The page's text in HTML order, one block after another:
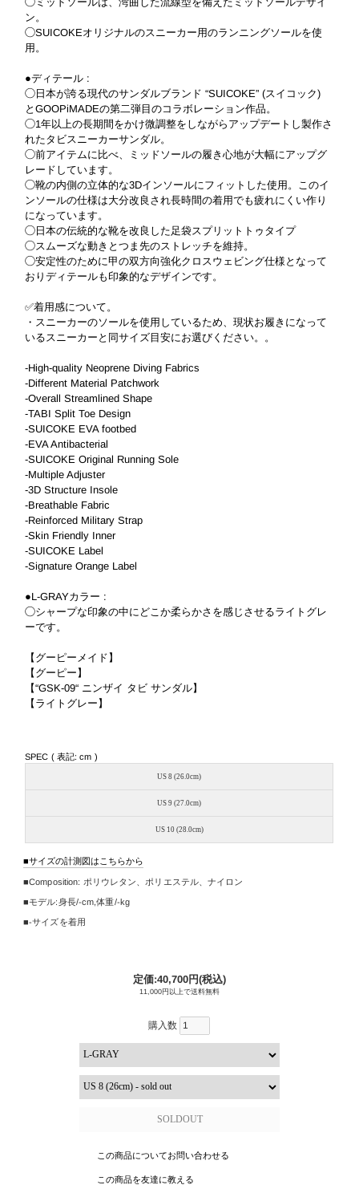
ン。
◯SUICOKEオリジナルのスニーカー用のランニングソールを使
用。
●ディテール :
◯日本が誇る現代のサンダルブランド “SUICOKE” (スイコック)
とGOOPiMADEの第二弾目のコラボレーション作品。
◯1年以上の長期間をかけ微調整をしながらアップデートし製作さ
れたタビスニーカーサンダル。
◯前アイテムに比べ、ミッドソールの履き心地が大幅にアップグ
レードしています。
◯靴の内側の立体的な3Dインソールにフィットした使用。このイ
ンソールの仕様は大分改良され長時間の着用でも疲れにくい作り
になっています。
◯日本の伝統的な靴を改良した足袋スプリットトゥタイプ
◯スムーズな動きとつま先のストレッチを維持。
◯安定性のために甲の双方向強化クロスウェビング仕様となって
おりディテールも印象的なデザインです。
✅着用感について。
・スニーカーのソールを使用しているため、現状お履きになって
いるスニーカーと同サイズ目安にお選びください。。
-High-quality Neoprene Diving Fabrics
-Different Material Patchwork
-Overall Streamlined Shape
-TABI Split Toe Design
-SUICOKE EVA footbed
-EVA Antibacterial
-SUICOKE Original Running Sole
-Multiple Adjuster
-3D Structure Insole
-Breathable Fabric
-Reinforced Military Strap
-Skin Friendly Inner
-SUICOKE Label
-Signature Orange Label
●L-GRAYカラー :
◯シャープな印象の中にどこか柔らかさを感じさせるライトグレ
ーです。
【グーピーメイド】
【グーピー】
【“GSK-09“ ニンザイ タビ サンダル】
【ライトグレー】
SPEC ( 表記: cm )
US 8 (26.0cm)
US 9 (27.0cm)
US 10 (28.0cm)
サイズの計測図はこちらから
Composition: ポリウレタン、ポリエステル、ナイロン
モデル:身長/-cm,体重/-kg
-サイズを着用
定価:40,700円(税込)
11,000円以上で送料無料
購入数
この商品についてお問い合わせる
この商品を友達に教える